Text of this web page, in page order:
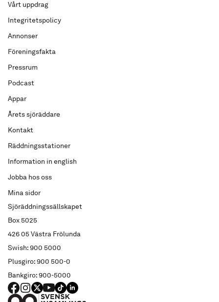
Sjöräddningssällskapet
Box 5025
426 05 Västra Frölunda
Swish: 900 5000
Plusgiro: 900 500-0
Bankgiro: 900-5000
Vårt uppdrag
Integritetspolicy
Annonser
Föreningsfakta
Pressrum
Podcast
Appar
Årets sjöräddare
Kontakt
Räddningsstationer
Information in english
Jobba hos oss
Mina sidor
FACEBOOK
Instagram
X YouTube
TIKTOKLINKED IN